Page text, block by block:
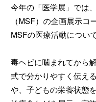
今年の「医学展」では
（MSF）の企画展示
MSFの医療活動につい
毒ヘビに噛まれてから
式で分かりやすく伝え
や、子どもの栄養状態